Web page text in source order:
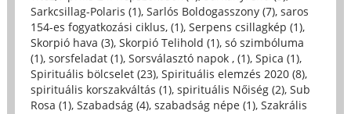
Sarkcsillag-Polaris (1), Sarlós Boldogasszony (7), saros
154-es fogyatkozási ciklus, (1), Serpens csillagkép (1),
Skorpió hava (3), Skorpió Telihold (1), só szimbóluma
(1), sorsfeladat (1), Sorsválasztó napok , (1), Spica (1),
Spirituális bölcselet (23), Spirituális elemzés 2020 (8),
spirituális korszakváltás (1), spirituális Nőiség (2), Sub
Rosa (1), Szabadság (4), szabadság népe (1), Szakrális